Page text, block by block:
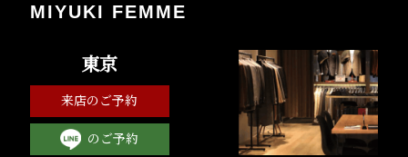
MIYUKI FEMME
東京
来店のご予約
のご予約